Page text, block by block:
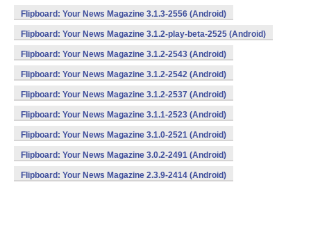
Flipboard: Your News Magazine 3.1.3-2556 (Android)
Flipboard: Your News Magazine 3.1.2-play-beta-2525 (Android)
Flipboard: Your News Magazine 3.1.2-2543 (Android)
Flipboard: Your News Magazine 3.1.2-2542 (Android)
Flipboard: Your News Magazine 3.1.2-2537 (Android)
Flipboard: Your News Magazine 3.1.1-2523 (Android)
Flipboard: Your News Magazine 3.1.0-2521 (Android)
Flipboard: Your News Magazine 3.0.2-2491 (Android)
Flipboard: Your News Magazine 2.3.9-2414 (Android)